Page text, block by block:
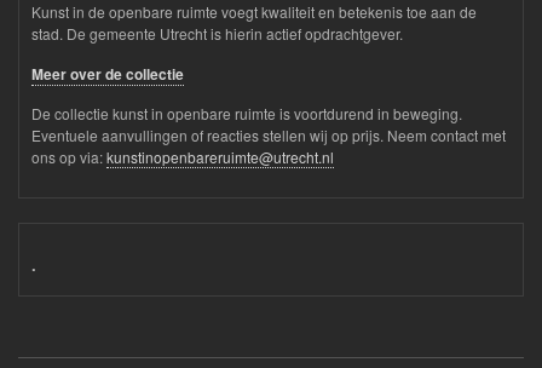
Kunst in de openbare ruimte voegt kwaliteit en betekenis toe aan de
stad. De gemeente Utrecht is hierin actief opdrachtgever.
Meer over de collectie
De collectie kunst in openbare ruimte is voortdurend in beweging.
Eventuele aanvullingen of reacties stellen wij op prijs. Neem contact met
ons op via:kunstinopenbareruimte@utrecht.nl
.